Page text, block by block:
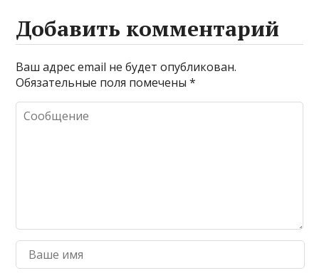
Добавить комментарий
Ваш адрес email не будет опубликован.
Обязательные поля помечены*